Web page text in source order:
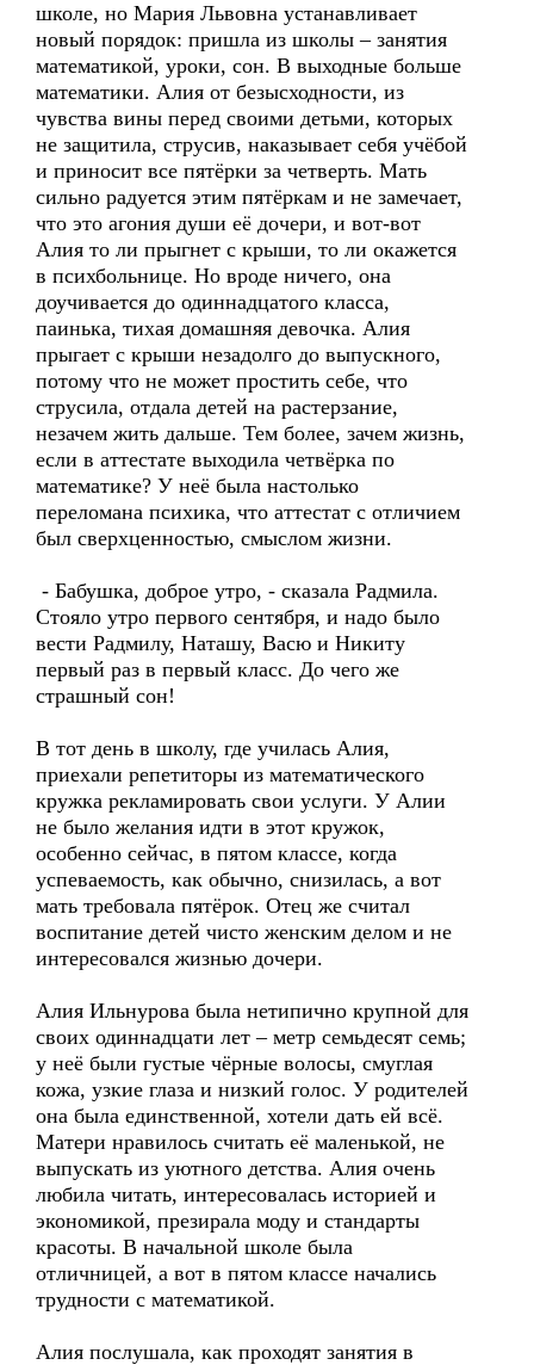
школе, но Мария Львовна устанавливает
новый порядок: пришла из школы – занятия
математикой, уроки, сон. В выходные больше
математики. Алия от безысходности, из
чувства вины перед своими детьми, которых
не защитила, струсив, наказывает себя учёбой
и приносит все пятёрки за четверть. Мать
сильно радуется этим пятёркам и не замечает,
что это агония души её дочери, и вот-вот
Алия то ли прыгнет с крыши, то ли окажется
в психбольнице. Но вроде ничего, она
доучивается до одиннадцатого класса,
паинька, тихая домашняя девочка. Алия
прыгает с крыши незадолго до выпускного,
потому что не может простить себе, что
струсила, отдала детей на растерзание,
незачем жить дальше. Тем более, зачем жизнь,
если в аттестате выходила четвёрка по
математике? У неё была настолько
переломана психика, что аттестат с отличием
был сверхценностью, смыслом жизни.
- Бабушка, доброе утро, - сказала Радмила.
Стояло утро первого сентября, и надо было
вести Радмилу, Наташу, Васю и Никиту
первый раз в первый класс. До чего же
страшный сон!
В тот день в школу, где училась Алия,
приехали репетиторы из математического
кружка рекламировать свои услуги. У Алии
не было желания идти в этот кружок,
особенно сейчас, в пятом классе, когда
успеваемость, как обычно, снизилась, а вот
мать требовала пятёрок. Отец же считал
воспитание детей чисто женским делом и не
интересовался жизнью дочери.
Алия Ильнурова была нетипично крупной для
своих одиннадцати лет – метр семьдесят семь;
у неё были густые чёрные волосы, смуглая
кожа, узкие глаза и низкий голос. У родителей
она была единственной, хотели дать ей всё.
Матери нравилось считать её маленькой, не
выпускать из уютного детства. Алия очень
любила читать, интересовалась историей и
экономикой, презирала моду и стандарты
красоты. В начальной школе была
отличницей, а вот в пятом классе начались
трудности с математикой.
Алия послушала, как проходят занятия в